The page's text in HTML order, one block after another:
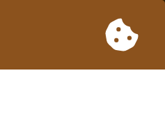
Sie daher längere